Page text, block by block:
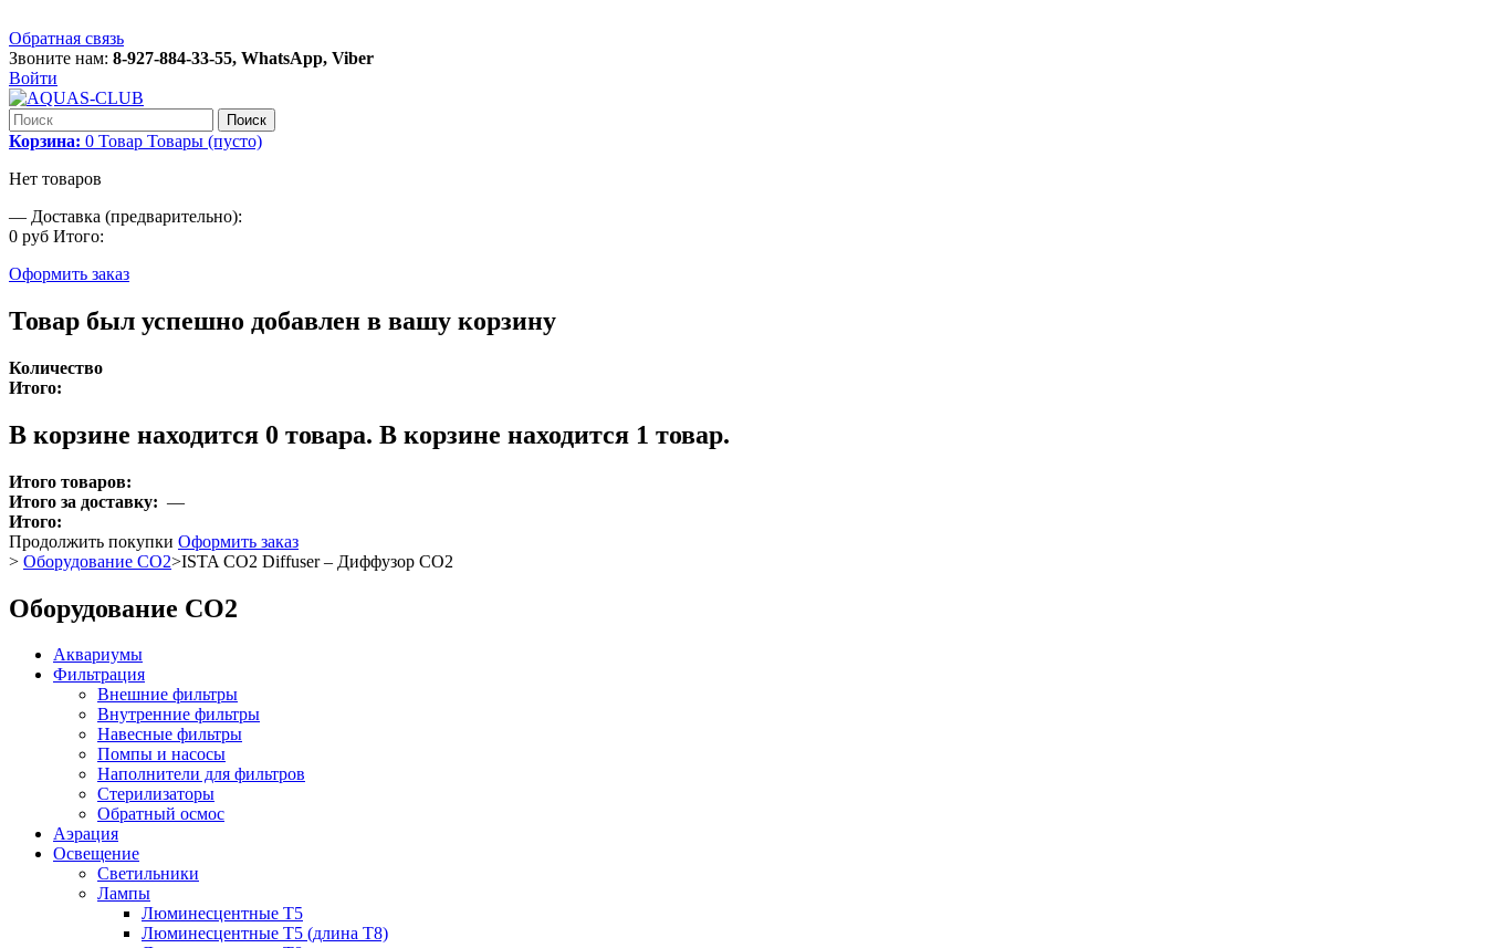
Обратная связь
Звоните нам: 8-927-884-33-55, WhatsApp, Viber
Войти
Поиск
Корзина: 0 Товар Товары (пусто)
Нет товаров
— Доставка (предварительно):
0 руб Итого:
Оформить заказ
Товар был успешно добавлен в вашу корзину
Количество
Итого:
В корзине находится 0 товара. В корзине находится 1 товар.
Итого товаров:
Итого за доставку: —
Итого:
Продолжить покупки Оформить заказ
> Оборудование CO2>ISTA CO2 Diffuser – Диффузор СO2
Оборудование CO2
Аквариумы
Фильтрация
Внешние фильтры
Внутренние фильтры
Навесные фильтры
Помпы и насосы
Наполнители для фильтров
Стерилизаторы
Обратный осмос
Аэрация
Освещение
Светильники
Лампы
Люминесцентные T5
Люминесцентные T5 (длина T8)